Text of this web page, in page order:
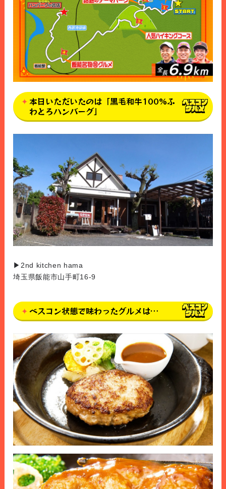
本日いただいたのは「黒毛和牛100%ふ
わとろハンバーグ」
▶︎2nd kitchen hama
埼玉県飯能市山手町16-9
ベスコン状態で味わったグルメは…